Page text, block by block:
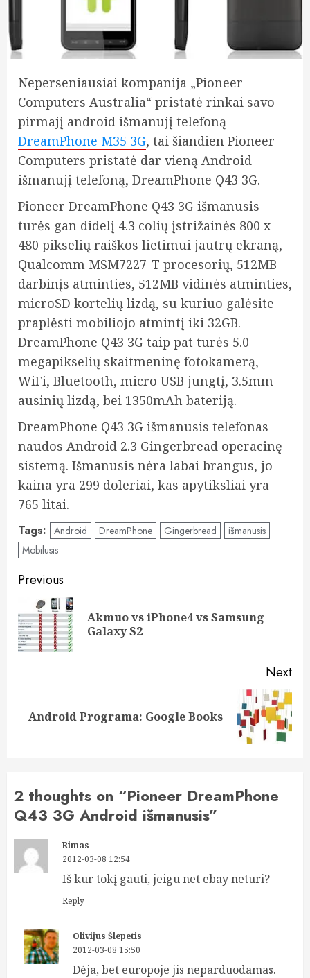
Neperseniausiai kompanija „Pioneer
Computers Australia“ pristatė rinkai savo
pirmajį android išmanujį telefoną
DreamPhone M35 3G, tai šiandien Pioneer
Computers pristatė dar vieną Android
išmanujį telefoną, DreamPhone Q43 3G.
Pioneer DreamPhone Q43 3G išmanusis
turės gan didelį 4.3 colių įstrižainės 800 x
480 pikselių raiškos lietimui jautrų ekraną,
Qualcomm MSM7227-T procesorių, 512MB
darbinįs atminties, 512MB vidinės atminties,
microSD kortelių lizdą, su kuriuo galėsite
praplėsti mobiliojo atmintį iki 32GB.
DreamPhone Q43 3G taip pat turės 5.0
megapikselių skaitmeninę fotokamerą,
WiFi, Bluetooth, micro USB jungtį, 3.5mm
ausinių lizdą, bei 1350mAh bateriją.
DreamPhone Q43 3G išmanusis telefonas
naudos Android 2.3 Gingerbread operacinę
sistemą. Išmanusis nėra labai brangus, jo
kaina yra 299 doleriai, kas apytiksliai yra
765 litai.
Tags: Android DreamPhone Gingerbread
išmanusis
Mobilusis
Post
navigation
Previous
Akmuo vs iPhone4 vs Samsung
Galaxy S2
Next
Next
Android Programa: Google Books
2 thoughts on “Pioneer DreamPhone
Q43 3G Android išmanusis”
Rimas
2012-03-08 12:54
Iš kur tokį gauti, jeigu net ebay neturi?
Reply
Olivijus Šlepetis
2012-03-08 15:50
Dėja, bet europoje jis neparduodamas.